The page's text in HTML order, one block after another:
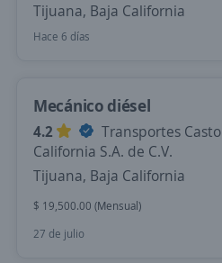
Tijuana, Baja California
Hace 6 días
Mecánico diésel
4.2
Transportes
California S.A. de C.V.
Tijuana, Baja California
$ 19,500.00 (Mensual)
27 de julio